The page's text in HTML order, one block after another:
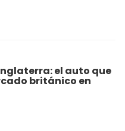
el auto que
británico en